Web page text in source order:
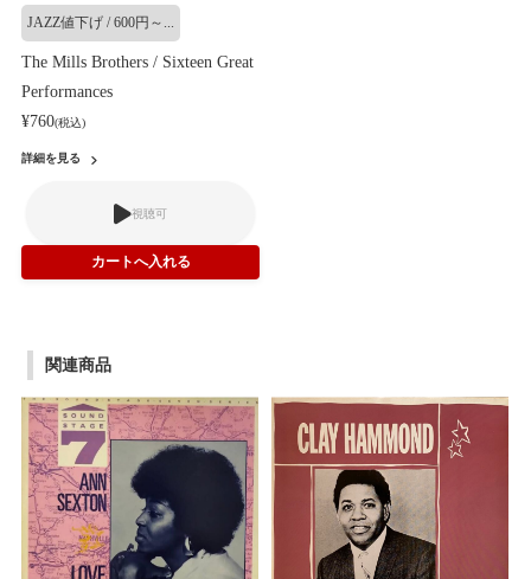
JAZZ値下げ / 600円～...
The Mills Brothers / Sixteen Great
Performances
¥760(税込)
詳細を見る
視聴可
関連商品